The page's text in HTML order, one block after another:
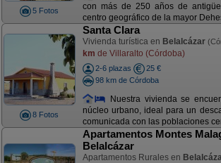
5 Fotos
con más de 250 años de
centro geográfico de la mayor
8 Fotos
Santa Clara
Vivienda turística en Belalcázar
km de Villaralto (Córdoba)
2-6 plazas
25 €
98 km de Córdoba
Nuestra vivienda se
núcleo urbano, ideal para un
comunicada con las poblaciones
Apartamentos Montes
Belalcázar
Apartamentos Rurales en